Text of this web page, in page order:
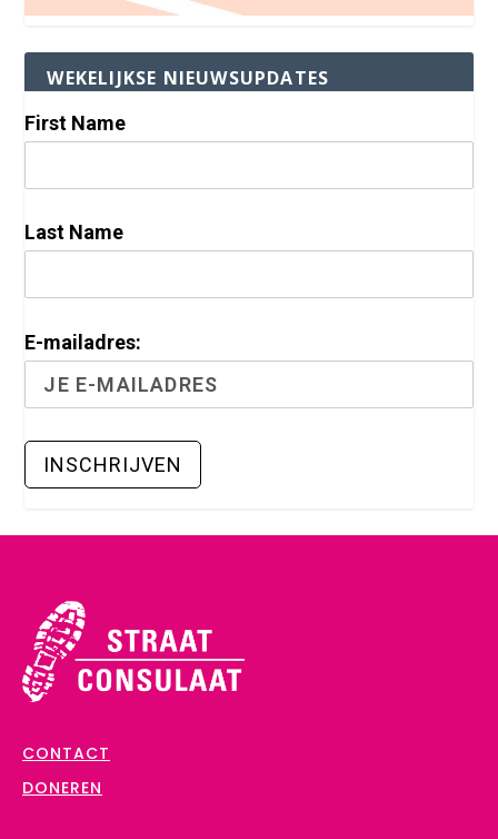
WEKELIJKSE NIEUWSUPDATES
First Name
Last Name
E-mailadres:
CONTACT
DONEREN